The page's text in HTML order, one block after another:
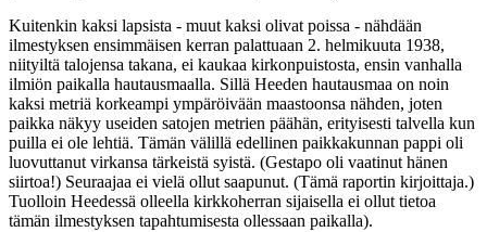
Kuitenkin kaksi lapsista - muut kaksi olivat poissa - nähdään
ilmestyksen ensimmäisen kerran palattuaan 2. helmikuuta 1938,
niityiltä talojensa takana, ei kaukaa kirkonpuistosta, ensin vanhalla
ilmiön paikalla hautausmaalla. Sillä Heeden hautausmaa on noin
kaksi metriä korkeampi ympäröivään maastoonsa nähden, joten
paikka näkyy useiden satojen metrien päähän, erityisesti talvella kun
puilla ei ole lehtiä. Tämän välillä edellinen paikkakunnan pappi oli
luovuttanut virkansa tärkeistä syistä. (Gestapo oli vaatinut hänen
siirtoa!) Seuraajaa ei vielä ollut saapunut. (Tämä raportin kirjoittaja.)
Tuolloin Heedessä olleella kirkkoherran sijaisella ei ollut tietoa
tämän ilmestyksen tapahtumisesta ollessaan paikalla).